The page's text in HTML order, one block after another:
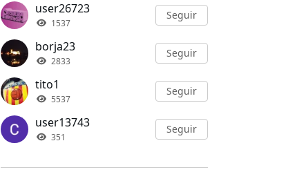
user26723
1537
Seguir
borja23
2833
Seguir
tito1
5537
Seguir
user13743
351
Seguir